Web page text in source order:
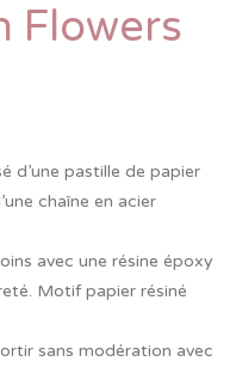
Flowers
d’une pastille de papier
chaîne en acier
avec une résine époxy
Motif papier résiné
sans modération avec